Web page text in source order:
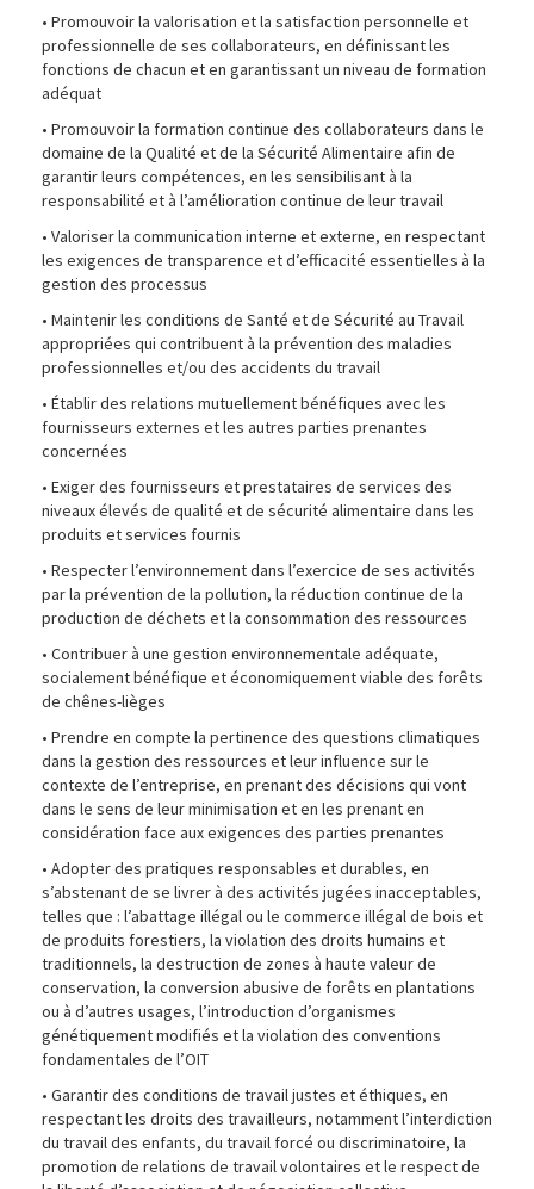
• Promouvoir la valorisation et la satisfaction personnelle et
professionnelle de ses collaborateurs, en définissant les
fonctions de chacun et en garantissant un niveau de formation
adéquat
• Promouvoir la formation continue des collaborateurs dans le
domaine de la Qualité et de la Sécurité Alimentaire afin de
garantir leurs compétences, en les sensibilisant à la
responsabilité et à l’amélioration continue de leur travail
• Valoriser la communication interne et externe, en respectant
les exigences de transparence et d’efficacité essentielles à la
gestion des processus
• Maintenir les conditions de Santé et de Sécurité au Travail
appropriées qui contribuent à la prévention des maladies
professionnelles et/ou des accidents du travail
• Établir des relations mutuellement bénéfiques avec les
fournisseurs externes et les autres parties prenantes
concernées
• Exiger des fournisseurs et prestataires de services des
niveaux élevés de qualité et de sécurité alimentaire dans les
produits et services fournis
• Respecter l’environnement dans l’exercice de ses activités
par la prévention de la pollution, la réduction continue de la
production de déchets et la consommation des ressources
• Contribuer à une gestion environnementale adéquate,
socialement bénéfique et économiquement viable des forêts
de chênes-lièges
• Prendre en compte la pertinence des questions climatiques
dans la gestion des ressources et leur influence sur le
contexte de l’entreprise, en prenant des décisions qui vont
dans le sens de leur minimisation et en les prenant en
considération face aux exigences des parties prenantes
• Adopter des pratiques responsables et durables, en
s’abstenant de se livrer à des activités jugées inacceptables,
telles que : l’abattage illégal ou le commerce illégal de bois et
de produits forestiers, la violation des droits humains et
traditionnels, la destruction de zones à haute valeur de
conservation, la conversion abusive de forêts en plantations
ou à d’autres usages, l’introduction d’organismes
génétiquement modifiés et la violation des conventions
fondamentales de l’OIT
• Garantir des conditions de travail justes et éthiques, en
respectant les droits des travailleurs, notamment l’interdiction
du travail des enfants, du travail forcé ou discriminatoire, la
promotion de relations de travail volontaires et le respect de